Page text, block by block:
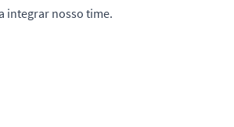
integrar nosso time.